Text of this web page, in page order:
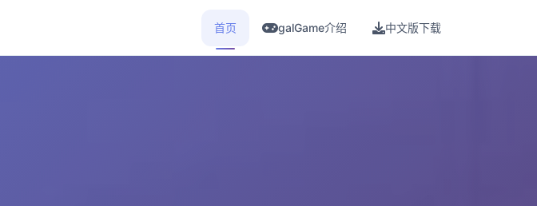
首页 galGame介绍 中文版下载